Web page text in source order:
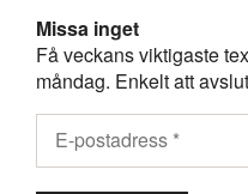
Missa inget
Få veckans viktigaste
måndag. Enkelt att